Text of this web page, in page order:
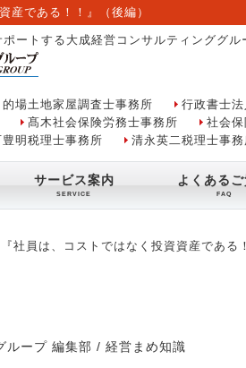
産である！！』（後編）
ートする大成経営コンサルティンググル
的場土地家屋調査士事務所 行政書士
髙木社会保険労務士事務所 社会
豊明税理士事務所 清永英二税理士事務
サービス案内 よくあるご
『社員は、コストではなく投資資産である
ループ 編集部 / 経営まめ知識